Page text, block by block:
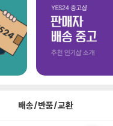
배송/반품/교환